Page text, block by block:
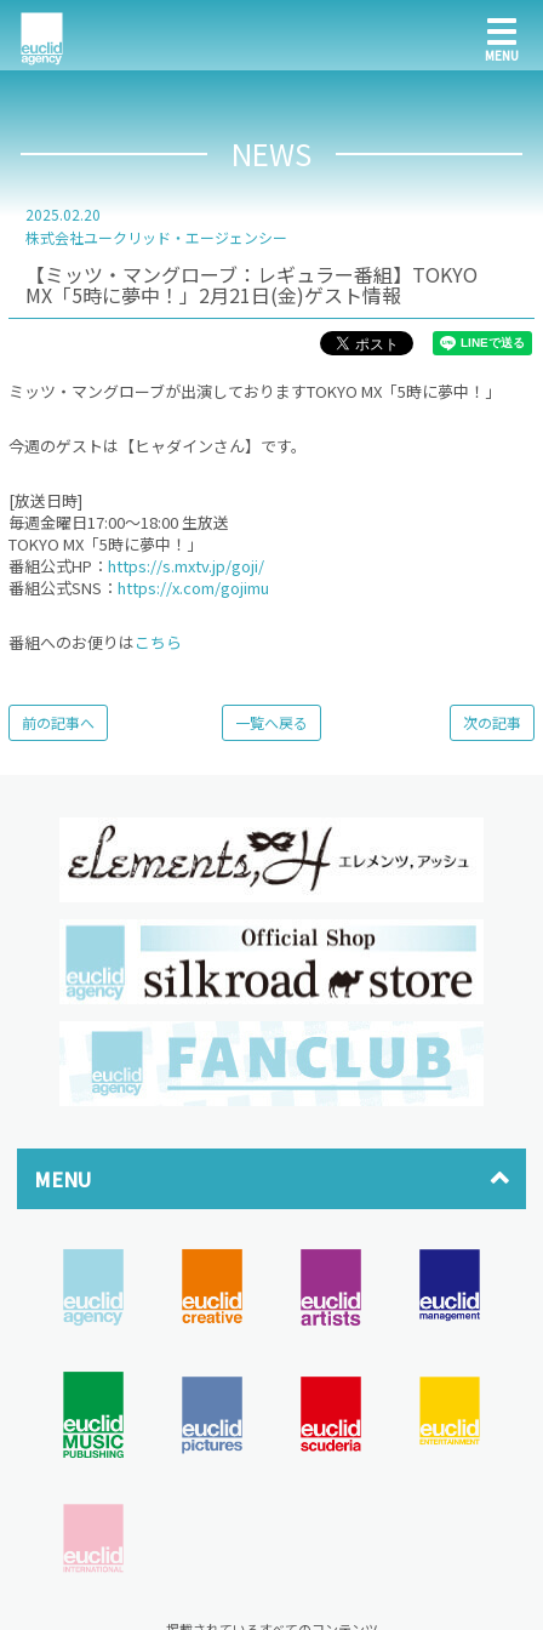
NEWS
2025.02.20
株式会社ユークリッド・エージェンシー
【ミッツ・マングローブ：レギュラー番組】TOKYO
MX「5時に夢中！」2月21日(金)ゲスト情報
ミッツ・マングローブが出演しておりますTOKYO MX「5時に夢中！」
今週のゲストは【ヒャダインさん】です。
[放送日時]
毎週金曜日17:00～18:00 生放送
TOKYO MX「5時に夢中！」
番組公式HP： https://s.mxtv.jp/goji/
番組公式SNS： https://x.com/gojimu
番組へのお便りはこちら
次の記事
一覧へ戻る
前の記事へ
MENU